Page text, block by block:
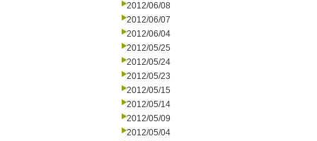
2012/06/08
2012/06/07
2012/06/04
2012/05/25
2012/05/24
2012/05/23
2012/05/15
2012/05/14
2012/05/09
2012/05/04